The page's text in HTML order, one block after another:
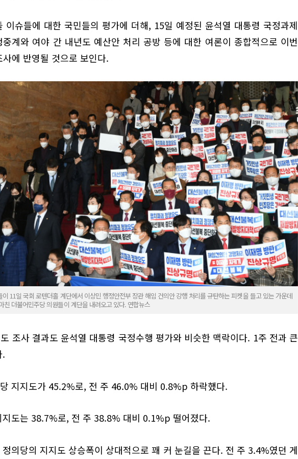
이슈들에 대한 국민들의 평가에 더해, 15일 예정된 윤석열 대통령 국정과제
중계와 여야 간 내년도 예산안 처리 공방 등에 대한 여론이 종합적으로 이번
에 반영될 것으로 보인다.
이 11일 국회 로텐더홀 계단에서 이상민 행정안전부 장관 해임 건의안 강행 처리를 규탄하는 피켓을 들고 있는 가운데
친 더불어민주당 의원들이 계단을 내려오고 있다. 연합뉴스
조사 결과도 윤석열 대통령 국정수행 평가와 비슷한 맥락이다. 1주 전과 큰
.
지지도가 45.2%로, 전 주 46.0% 대비 0.8%p 하락했다.
지도는 38.7%로, 전 주 38.8% 대비 0.1%p 떨어졌다.
의당의 지지도 상승폭이 상대적으로 꽤 커 눈길을 끈다. 전 주 3.4%였던 게